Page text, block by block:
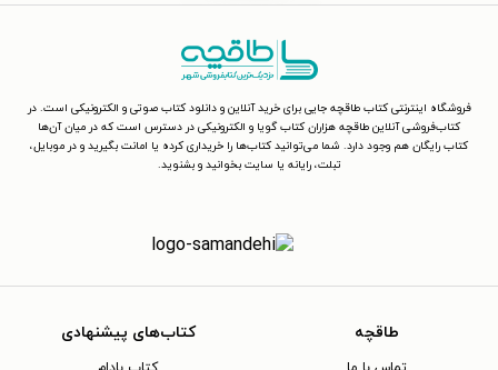
فروشگاه اینترنتی کتاب طاقچه جایی برای خرید آنلاین و دانلود کتاب صوتی و الکترونیکی است. در
کتاب‌فروشی آنلاین طاقچه هزاران کتاب گویا و الکترونیکی در دسترس است که در میان آن‌ها
کتاب رایگان هم وجود دارد. شما می‌توانید کتاب‌ها را خریداری کرده یا امانت بگیرید و در موبایل،
تبلت، رایانه یا سایت بخوانید و بشنوید.
طاقچه کتاب‌های پیشنهادی